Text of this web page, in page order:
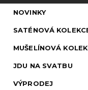
kategorie
NOVINKY
SATÉNOVÁ
MUŠELÍNOVÁ
JDU NA SVATBU
VÝPRODEJ